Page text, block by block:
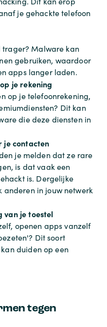
je gehackte telefoon
trager? Malware kan
gebruiken, waardoor
apps langer laden.
je rekening
op je telefoonrekening,
Dit kan
die deze diensten in
je contacten
je melden dat ze rare
is dat vaak een
is. Dergelijke
in jouw netwerk
van je toestel
openen apps vanzelf
Dit soort
duiden op een
tegen